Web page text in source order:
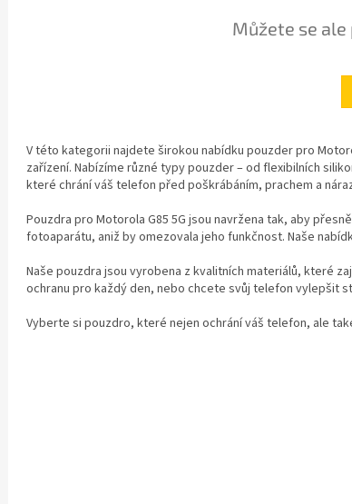
Můžete se
V této kategorii najdete širokou nabídku pouzder pro
zařízení. Nabízíme různé typy pouzder – od flexibilních
které chrání váš telefon před poškrábáním, prachem a
Pouzdra pro Motorola G85 5G jsou navržena tak, aby
fotoaparátu, aniž by omezovala jeho funkčnost. Naše
Naše pouzdra jsou vyrobena z kvalitních materiálů, které
ochranu pro každý den, nebo chcete svůj telefon vylepšit
Vyberte si pouzdro, které nejen ochrání váš telefon, ale